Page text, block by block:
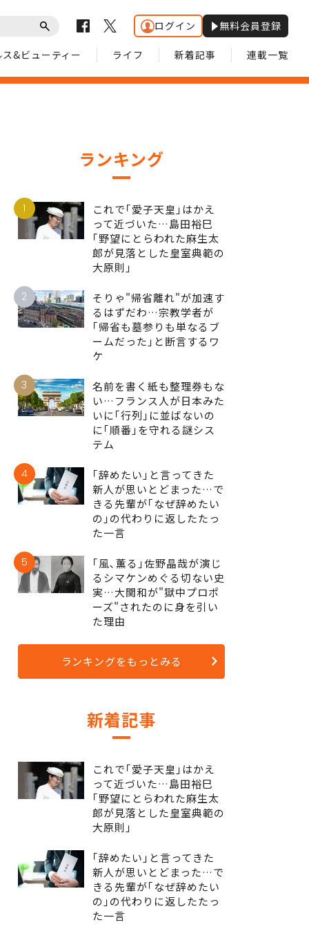
ログイン 無料会員登録
ス&ビューティー ライフ 新着記事 連載一覧
ランキング
1
これで｢愛子天皇｣はかえ
って近づいた…島田裕巳
｢野望にとらわれた麻生太
郎が見落とした皇室典範の
大原則｣
2
そりゃ"帰省離れ"が加速す
るはずだわ…宗教学者が
｢帰省も墓参りも単なるブ
ームだった｣と断言するワ
ケ
3
名前を書く紙も整理券もな
い…フランス人が日本みた
いに｢行列｣に並ばないの
に｢順番｣を守れる謎シス
テム
4
｢辞めたい｣と言ってきた
新人が思いとどまった…で
きる先輩が｢なぜ辞めたい
の｣の代わりに返したたっ
た一言
5
｢風､薫る｣佐野晶哉が演じ
るシマケンめぐる切ない史
実…大関和が"獄中プロポ
ーズ"されたのに身を引い
た理由
ランキングをもっとみる
新着記事
これで｢愛子天皇｣はかえ
って近づいた…島田裕巳
｢野望にとらわれた麻生太
郎が見落とした皇室典範の
大原則｣
｢辞めたい｣と言ってきた
新人が思いとどまった…で
きる先輩が｢なぜ辞めたい
の｣の代わりに返したたっ
た一言